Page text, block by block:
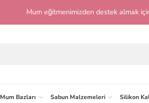
Mum eğitmenimizden destek almak
Mum Bazları Sabun Malzemeleri Silikon